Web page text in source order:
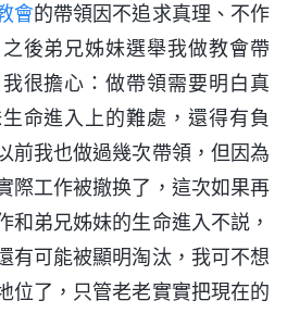
會的帶領因不追求真理、不作
後弟兄姊妹選舉我做教會帶
很擔心：做帶領需要明白真
命進入上的難處，還得有負
前我也做過幾次帶領，但因為
際工作被撤换了，這次如果再
和弟兄姊妹的生命進入不説，
有可能被顯明淘汰，我可不想
位了，只管老老實實把現在的